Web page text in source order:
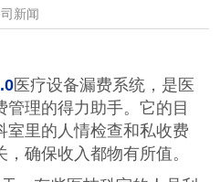
新闻
医疗设备漏费系统，是医
管理的得力助手。它的目
室里的人情检查和私收费
确保收入都物有所值。